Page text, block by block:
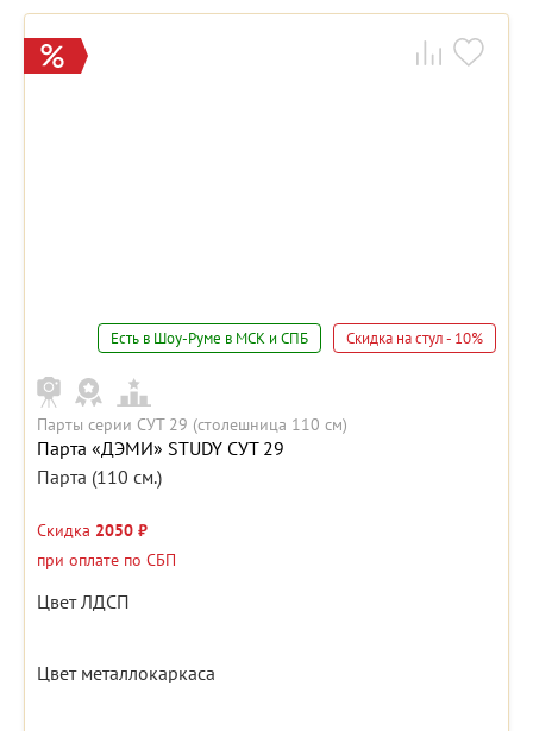
Есть в Шоу-Руме в МСК и СПБ Скидка на стул - 10%
Парты серии СУТ 29 (столешница 110 см)
Парта «ДЭМИ» STUDY СУТ 29
Парта (110 см.)
Скидка 2050 ₽
при оплате по СБП
Цвет ЛДСП
Цвет металлокаркаса